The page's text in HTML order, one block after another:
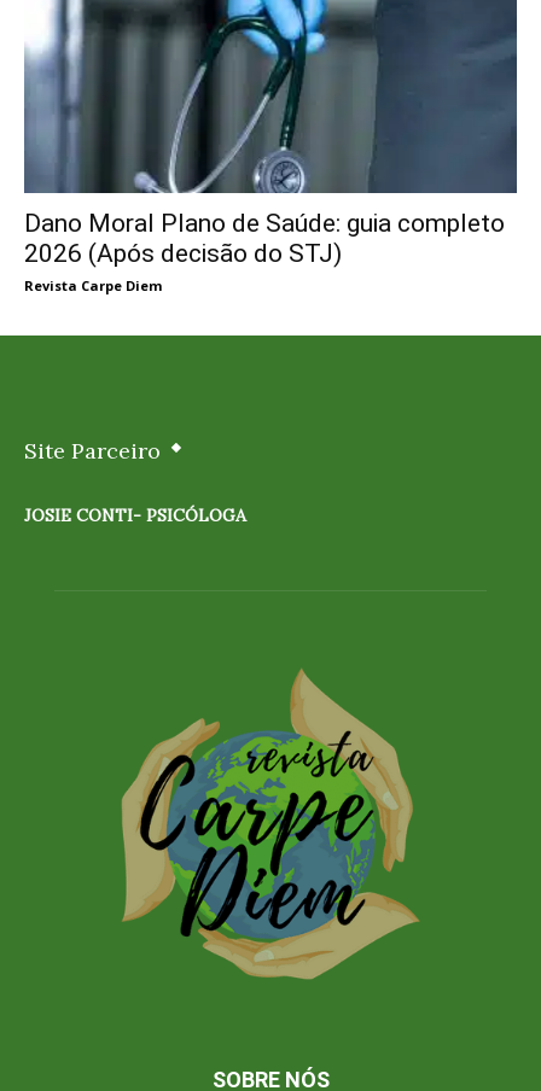
Dano Moral Plano de Saúde: guia completo
2026 (Após decisão do STJ)
Revista Carpe Diem
Site Parceiro
JOSIE CONTI- PSICÓLOGA
SOBRE NÓS